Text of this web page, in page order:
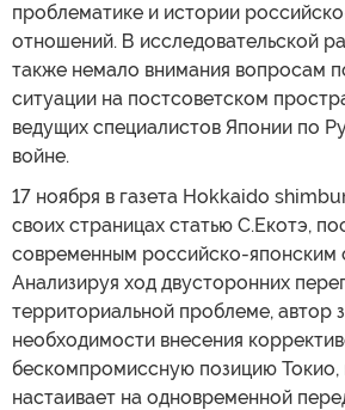
проблематике и истории
отношений. В исследовательской
также немало внимания вопросам
ситуации на постсоветском
ведущих специалистов Японии по
войне.
17 ноября в газета Hokkaido
своих страницах статью С.Екотэ,
современным российско-японским
Анализируя ход двусторонних
территориальной проблеме, автор
необходимости внесения
бескомпромиссную позицию Токио,
настаивает на одновременной